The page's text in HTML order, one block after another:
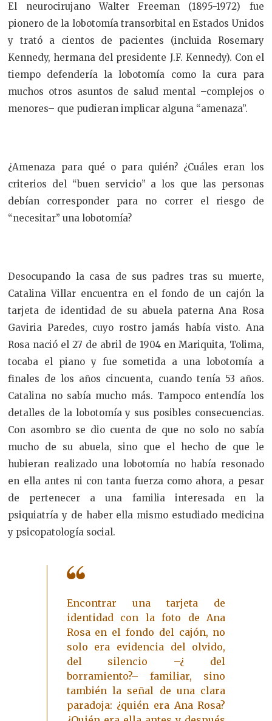
El neurocirujano Walter Freeman (1895-1972) fue
pionero de la lobotomía transorbital en Estados Unidos
y trató a cientos de pacientes (incluida Rosemary
Kennedy, hermana del presidente J.F. Kennedy). Con el
tiempo defendería la lobotomía como la cura para
muchos otros asuntos de salud mental –complejos o
menores– que pudieran implicar alguna “amenaza”.
¿Amenaza para qué o para quién? ¿Cuáles eran los
criterios del “buen servicio” a los que las personas
debían corresponder para no correr el riesgo de
“necesitar” una lobotomía?
Desocupando la casa de sus padres tras su muerte,
Catalina Villar encuentra en el fondo de un cajón la
tarjeta de identidad de su abuela paterna Ana Rosa
Gaviria Paredes, cuyo rostro jamás había visto. Ana
Rosa nació el 27 de abril de 1904 en Mariquita, Tolima,
tocaba el piano y fue sometida a una lobotomía a
finales de los años cincuenta, cuando tenía 53 años.
Catalina no sabía mucho más. Tampoco entendía los
detalles de la lobotomía y sus posibles consecuencias.
Con asombro se dio cuenta de que no solo no sabía
mucho de su abuela, sino que el hecho de que le
hubieran realizado una lobotomía no había resonado
en ella antes ni con tanta fuerza como ahora, a pesar
de pertenecer a una familia interesada en la
psiquiatría y de haber ella mismo estudiado medicina
y psicopatología social.
Encontrar una tarjeta de
identidad con la foto de Ana
Rosa en el fondo del cajón, no
solo era evidencia del olvido,
del silencio –¿ del
borramiento?– familiar, sino
también la señal de una clara
paradoja: ¿quién era Ana Rosa?